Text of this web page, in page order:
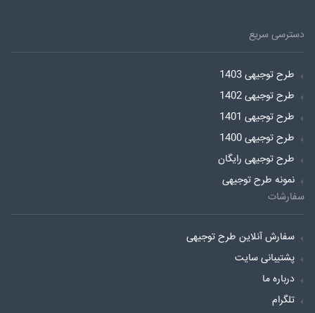
دسترسی سریع
طرح توجیهی 1403
طرح توجیهی 1402
طرح توجیهی 1401
طرح توجیهی 1400
طرح توجیهی رایگان
نمونه طرح توجیهی
سفارشات
سفارش آنلاین طرح توجیهی
پشتیبانی سایت
درباره ما
تلگرام